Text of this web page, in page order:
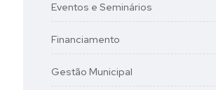
Eventos e Seminários
Financiamento
Gestão Municipal